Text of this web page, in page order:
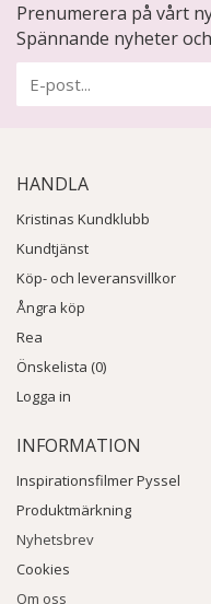
Prenumerera på vårt
Spännande nyheter
HANDLA
Kristinas Kundklubb
Kundtjänst
Köp- och leveransvillkor
Ångra köp
Rea
Önskelista (0)
Logga in
INFORMATION
Inspirationsfilmer Pyssel
Produktmärkning
Nyhetsbrev
Cookies
Om oss